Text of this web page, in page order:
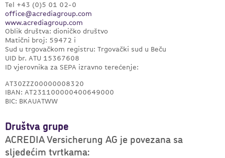
Tel +43 (0)5 01 02-0
office@acrediagroup.com
www.acrediagroup.com
Oblik društva: dioničko društvo
Matični broj: 59472 i
Sud u trgovačkom registru: Trgovački sud u Beču
UID br. ATU 15367608
ID vjerovnika za SEPA izravno terećenje:
AT30ZZZ00000008320
IBAN: AT231100000400649000
BIC: BKAUATWW
Društva grupe
ACREDIA Versicherung AG je povezana sa
sljedećim tvrtkama: